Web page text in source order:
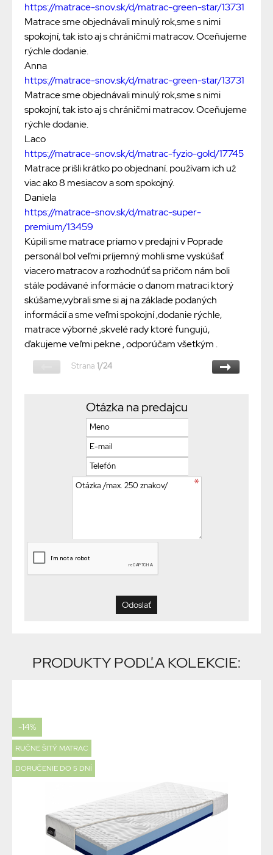
https://matrace-snov.sk/d/matrac-green-star/13731
Matrace sme objednávali minulý rok,sme s nimi
spokojní, tak isto aj s chráničmi matracov. Oceňujeme
rýchle dodanie.
Anna
https://matrace-snov.sk/d/matrac-green-star/13731
Matrace sme objednávali minulý rok,sme s nimi
spokojní, tak isto aj s chráničmi matracov. Oceňujeme
rýchle dodanie.
Laco
https://matrace-snov.sk/d/matrac-fyzio-gold/17745
Matrace prišli krátko po objednaní. používam ich už
viac ako 8 mesiacov a som spokojný.
Daniela
https://matrace-snov.sk/d/matrac-super-
premium/13459
Kúpili sme matrace priamo v predajni v Poprade
personál bol veľmi príjemný mohli sme vyskúšať
viacero matracov a rozhodnúť sa pričom nám boli
stále podávané informácie o danom matraci ktorý
skúšame,vybrali sme si aj na základe podaných
informácií a sme veľmi spokojní ,dodanie rýchle,
matrace výborné ,skvelé rady ktoré fungujú,
ďakujeme veľmi pekne , odporúčam všetkým .
Strana 1/24
Otázka na predajcu
PRODUKTY PODĽA KOLEKCIE:
-14%
RUČNE ŠITÝ MATRAC
DORUČENIE DO 5 DNÍ